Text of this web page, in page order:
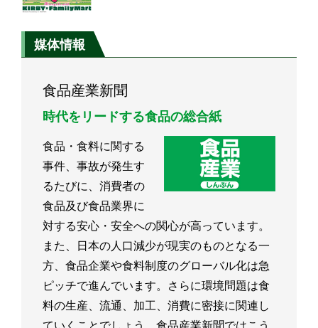
媒体情報
食品産業新聞
時代をリードする食品の総合紙
食品・食料に関する
事件、事故が発生す
るたびに、消費者の
食品及び食品業界に
対する安心・安全への関心が高っています。
また、日本の人口減少が現実のものとなる一
方、食品企業や食料制度のグローバル化は急
ピッチで進んでいます。さらに環境問題は食
料の生産、流通、加工、消費に密接に関連し
ていくことでしょう。食品産業新聞ではこう